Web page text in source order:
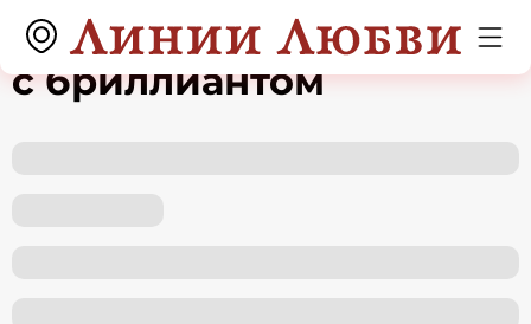
Серьги из белого золота
с бриллиантом